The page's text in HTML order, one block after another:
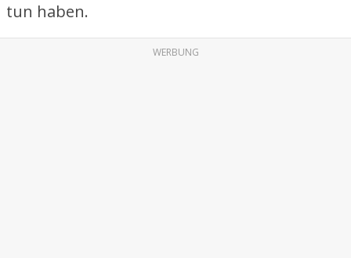
tun haben.
WERBUNG